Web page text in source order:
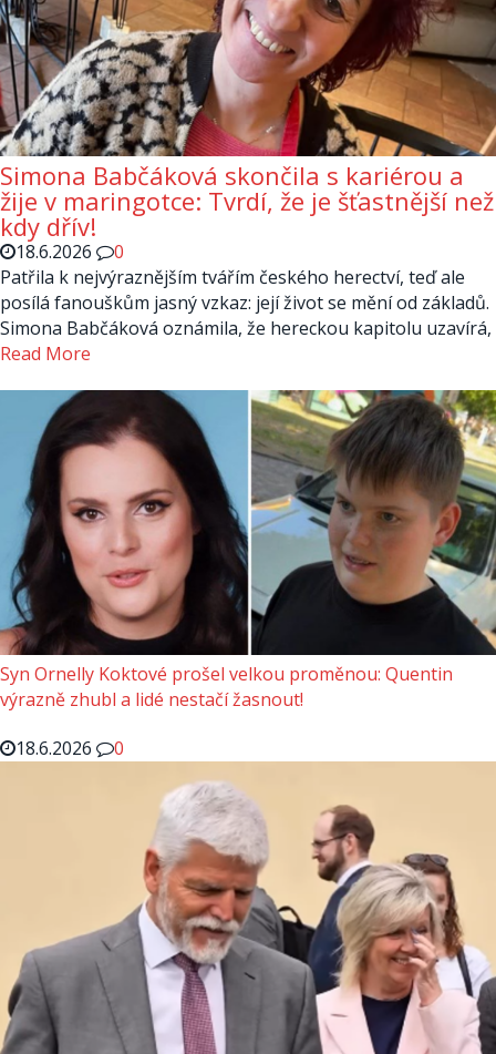
Simona Babčáková skončila s kariérou a
žije v maringotce: Tvrdí, že je šťastnější než
kdy dřív!
18.6.2026
0
Patřila k nejvýraznějším tvářím českého herectví, teď ale
posílá fanouškům jasný vzkaz: její život se mění od základů.
Simona Babčáková oznámila, že hereckou kapitolu uzavírá,
Read More
Syn Ornelly Koktové prošel velkou proměnou: Quentin
výrazně zhubl a lidé nestačí žasnout!
18.6.2026
0